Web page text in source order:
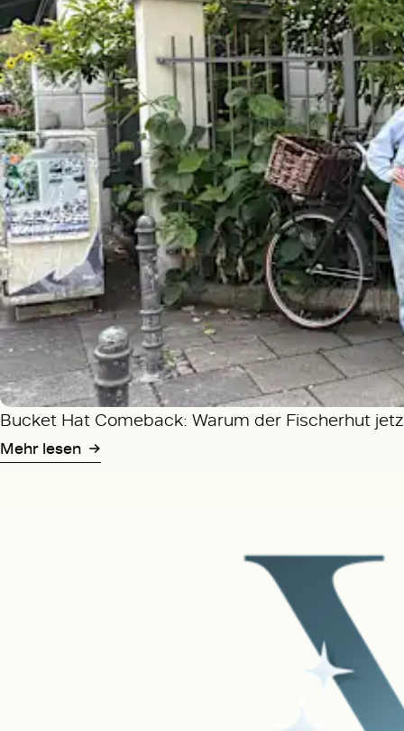
Bucket Hat Comeback: Warum der Fischerhut
Mehr lesen